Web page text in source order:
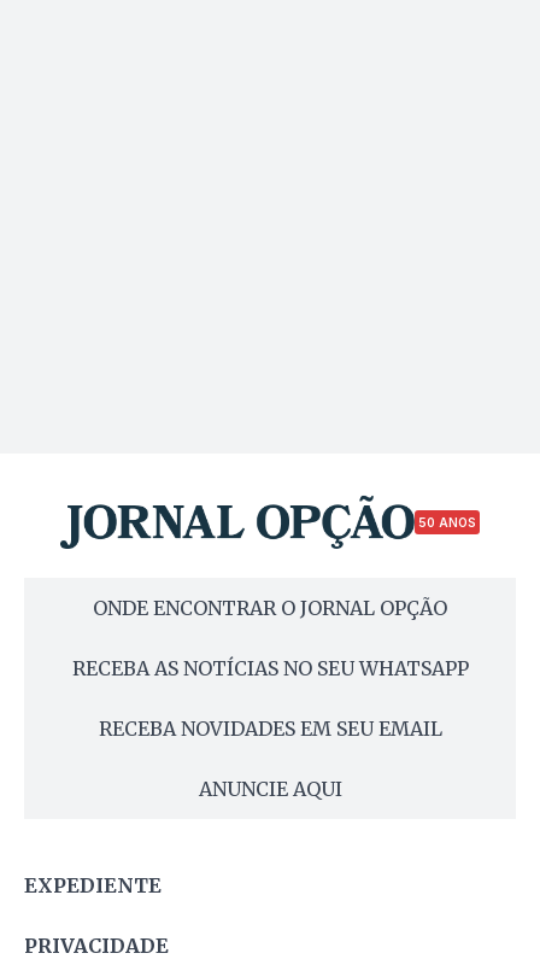
50 ANOS
ONDE ENCONTRAR O JORNAL OPÇÃO
RECEBA AS NOTÍCIAS NO SEU WHATSAPP
RECEBA NOVIDADES EM SEU EMAIL
ANUNCIE AQUI
EXPEDIENTE
PRIVACIDADE